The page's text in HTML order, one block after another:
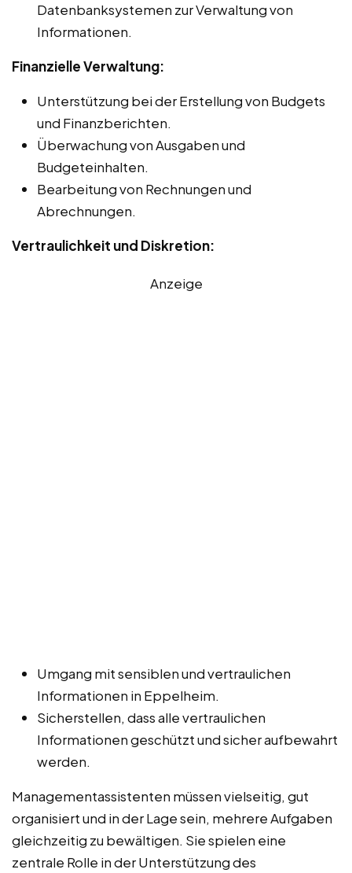
Datenbanksystemen zur Verwaltung von
Informationen.
Finanzielle Verwaltung:
Unterstützung bei der Erstellung von Budgets
und Finanzberichten.
Überwachung von Ausgaben und
Budgeteinhalten.
Bearbeitung von Rechnungen und
Abrechnungen.
Vertraulichkeit und Diskretion:
Anzeige
Umgang mit sensiblen und vertraulichen
Informationen in Eppelheim.
Sicherstellen, dass alle vertraulichen
Informationen geschützt und sicher aufbewahrt
werden.
Managementassistenten müssen vielseitig, gut
organisiert und in der Lage sein, mehrere Aufgaben
gleichzeitig zu bewältigen. Sie spielen eine
zentrale Rolle in der Unterstützung des